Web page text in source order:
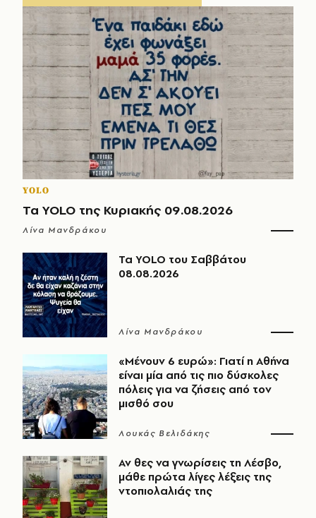
YOLO
Τα YOLO της Κυριακής 09.08.2026
Λίνα Μανδράκου
Τα YOLO του Σαββάτου
08.08.2026
Λίνα Μανδράκου
«Μένουν 6 ευρώ»: Γιατί η Αθήνα
είναι μία από τις πιο δύσκολες
πόλεις για να ζήσεις από τον
μισθό σου
Λουκάς Βελιδάκης
Αν θες να γνωρίσεις τη Λέσβο,
μάθε πρώτα λίγες λέξεις της
ντοπιολαλιάς της